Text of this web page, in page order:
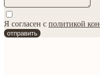
Я согласен с политикой
отправить